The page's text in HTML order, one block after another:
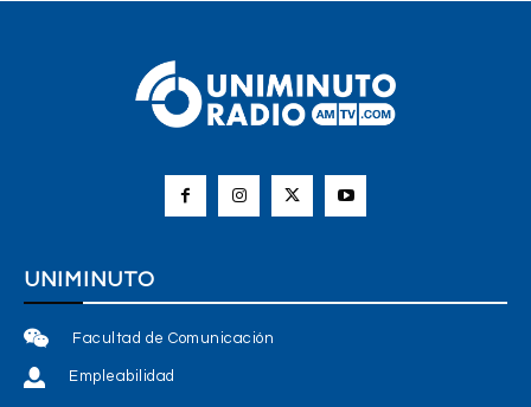
UNIMINUTO
Facultad de Comunicación
Empleabilidad